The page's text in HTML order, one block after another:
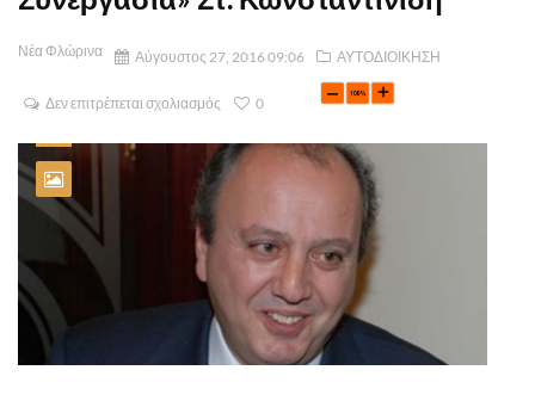
Νέα Φλώρινα Αύγουστος 27, 2016 09:06 ΑΥΤΟΔΙΟΙΚΗΣΗ
Δεν επιτρέπεται σχολιασμός 0